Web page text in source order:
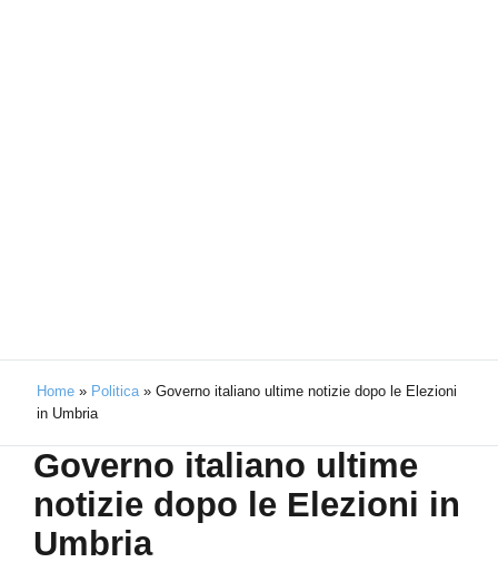
Home » Politica» Governo italiano ultime notizie dopo le Elezioni
in Umbria
Governo italiano ultime
notizie dopo le Elezioni in
Umbria